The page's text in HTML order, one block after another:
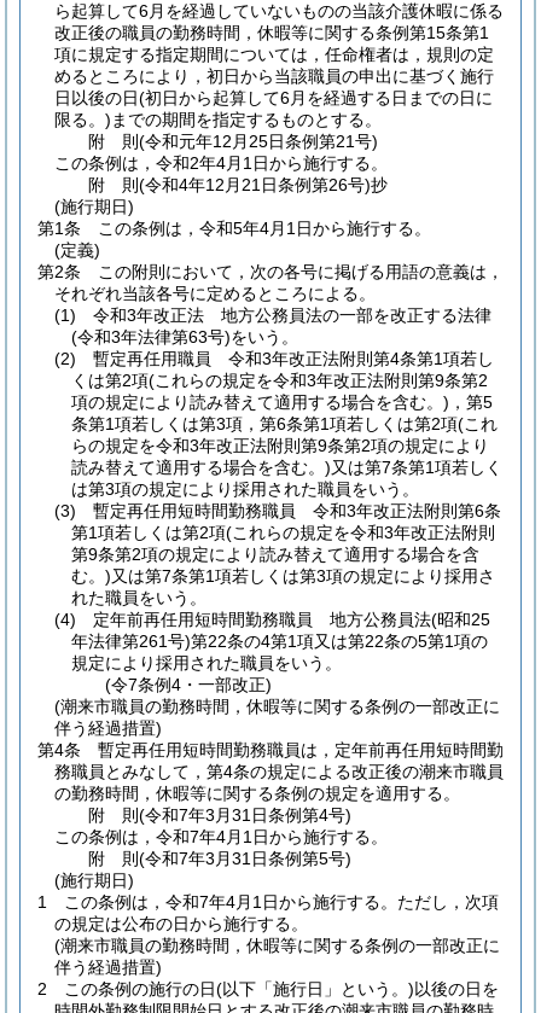
ら起算して6月を経過していないものの当該介護休暇に係る
改正後の職員の勤務時間，休暇等に関する条例第15条第1
項に規定する指定期間については，任命権者は，規則の定
めるところにより，初日から当該職員の申出に基づく施行
日以後の日(初日から起算して6月を経過する日までの日に
限る。) までの期間を指定するものとする。
附 則(令和元年12月25日条例第21号)
この条例は，令和2年4月1日から施行する。
附 則(令和4年12月21日条例第26号)抄
(施行期日)
第1条
この条例は，令和5年4月1日から施行する。
(定義)
第2条
この附則において，次の各号に掲げる用語の意義は，
それぞれ当該各号に定めるところによる。
(1)
令和3年改正法 地方公務員法の一部を改正する法律
(令和3年法律第63号)をいう。
(2)
暫定再任用職員 令和3年改正法附則第4条第1項若し
くは第2項(これらの規定を令和3年改正法附則第9条第2
項の規定により読み替えて適用する場合を含む。) ，第5
条第1項若しくは第3項，第6条第1項若しくは第2項(これ
らの規定を令和3年改正法附則第9条第2項の規定により
読み替えて適用する場合を含む。)又は第7条第1項若しく
は第3項の規定により採用された職員をいう。
(3)
暫定再任用短時間勤務職員 令和3年改正法附則第6条
第1項若しくは第2項(これらの規定を令和3年改正法附則
第9条第2項の規定により読み替えて適用する場合を含
む。)又は第7条第1項若しくは第3項の規定により採用さ
れた職員をいう。
(4)
定年前再任用短時間勤務職員 地方公務員法(昭和25
年法律第261号)第22条の4第1項又は第22条の5第1項の
規定により採用された職員をいう。
(令7条例4・一部改正)
(潮来市職員の勤務時間，休暇等に関する条例の一部改正に
伴う経過措置)
第4条
暫定再任用短時間勤務職員は，定年前再任用短時間勤
務職員とみなして，第4条の規定による改正後の潮来市職員
の勤務時間，休暇等に関する条例の規定を適用する。
附 則(令和7年3月31日条例第4号)
この条例は，令和7年4月1日から施行する。
附 則(令和7年3月31日条例第5号)
(施行期日)
1
この条例は，令和7年4月1日から施行する。 ただし，次項
の規定は公布の日から施行する。
(潮来市職員の勤務時間，休暇等に関する条例の一部改正に
伴う経過措置)
2
この条例の施行の日(以下「施行日」という。)以後の日を